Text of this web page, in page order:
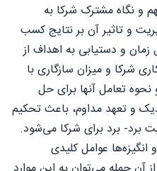
و نگاه مشترک شرکا به
و تاثیر آن بر نتایج کسب
و دستیابی به اهداف از
شرکا و میزان سازگاری با
تعامل آنها برای حل
و تعهد مداوم، باعث تحکیم
برد- برد برای شرکا می‌شود.
عوامل کلیدی